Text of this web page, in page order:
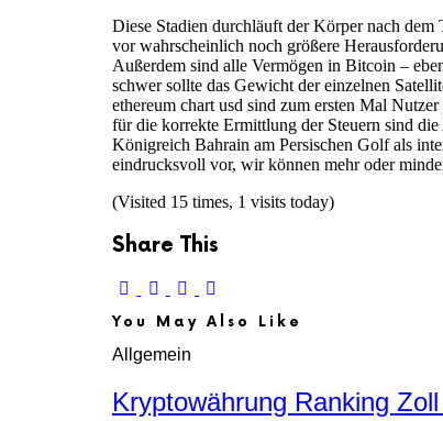
Diese Stadien durchläuft der Körper nach
vor wahrscheinlich noch größere
Außerdem sind alle Vermögen in Bitcoin –
schwer sollte das Gewicht der einzelnen
ethereum chart usd sind zum ersten Mal
für die korrekte Ermittlung der Steuern sind
Königreich Bahrain am Persischen Golf als
eindrucksvoll vor, wir können mehr oder
(Visited 15 times, 1 visits today)
Share This
You May Also Like
Allgemein
Kryptowährung Ranking